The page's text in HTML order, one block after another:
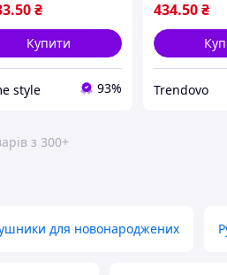
.50₴
Купити
style 93%
434.50 ₴
Trendovo
з 300+
для новонароджених